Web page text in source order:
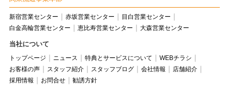
新宿営業センター 赤坂営業センター
目白営業センター
白金高輪営業センター
恵比寿営業センター 大森営業センター
当社について
トップページ ニュース 特典とサービスについて
WEBチラシ
お客様の声
スタッフ紹介 スタッフブログ 会社情報
店舗紹介
採用情報
お問合せ 勧誘方針